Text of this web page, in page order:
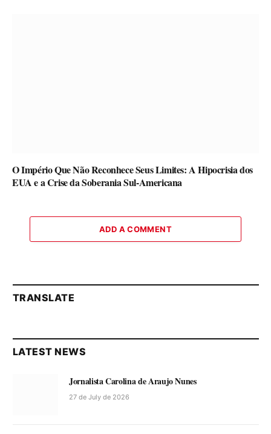
O Império Que Não Reconhece Seus Limites: A Hipocrisia dos
EUA e a Crise da Soberania Sul-Americana
ADD A COMMENT
TRANSLATE
LATEST NEWS
Jornalista Carolina de Araujo Nunes
27 de July de 2026